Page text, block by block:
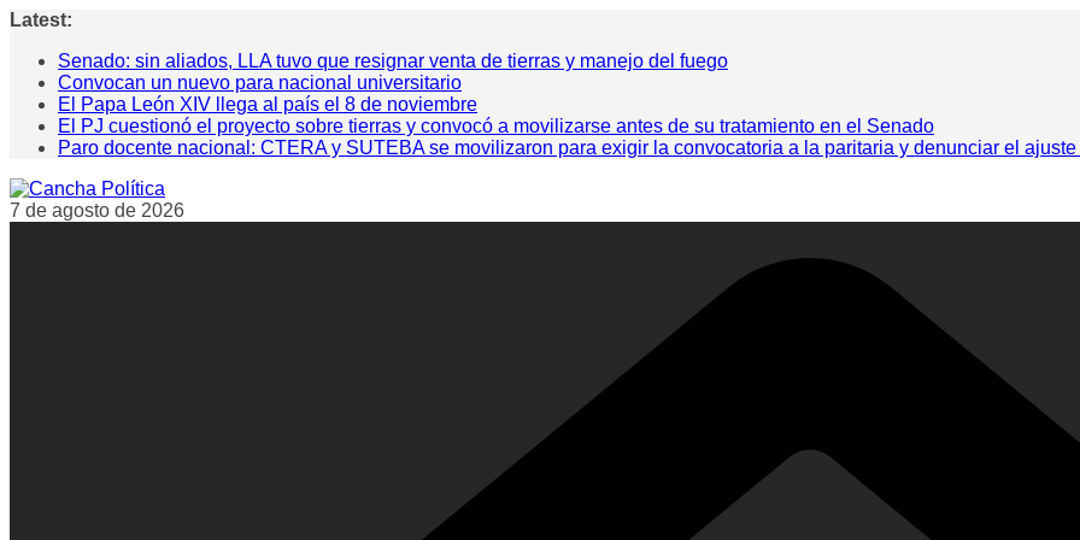
Saltar
contenido
Latest:
Senado: sin aliados, LLA tuvo que resignar venta de tierras y manejo del fuego
Convocan un nuevo para nacional universitario
El Papa León XIV llega al país el 8 de noviembre
El PJ cuestionó el proyecto sobre tierras y convocó a movilizarse antes de su tratamiento en el Senado
Paro docente nacional: CTERA y SUTEBA se movilizaron para exigir la convocatoria a la paritaria y denunciar el
7 de agosto de 2026